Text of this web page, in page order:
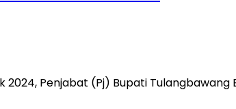
Penjabat (Pj) Bupati Tulangbawang